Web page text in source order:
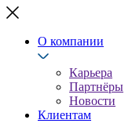
О компании
Карьера
Партнёры
Новости
Клиентам